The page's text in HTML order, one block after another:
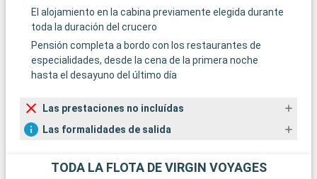
El alojamiento en la cabina previamente elegida durante
toda la duración del crucero
Pensión completa a bordo con los restaurantes de
especialidades, desde la cena de la primera noche
hasta el desayuno del último día
Las prestaciones no incluídas
Las formalidades de salida
TODA LA FLOTA DE VIRGIN VOYAGES